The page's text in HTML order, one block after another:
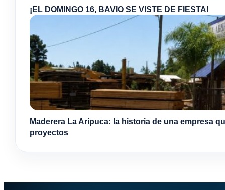
¡EL DOMINGO 16, BAVIO SE VISTE DE FIESTA!
Maderera La Aripuca: la historia de una empresa
proyectos